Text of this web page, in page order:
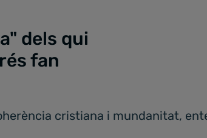
dels qui
fan
cristiana i mundanitat,